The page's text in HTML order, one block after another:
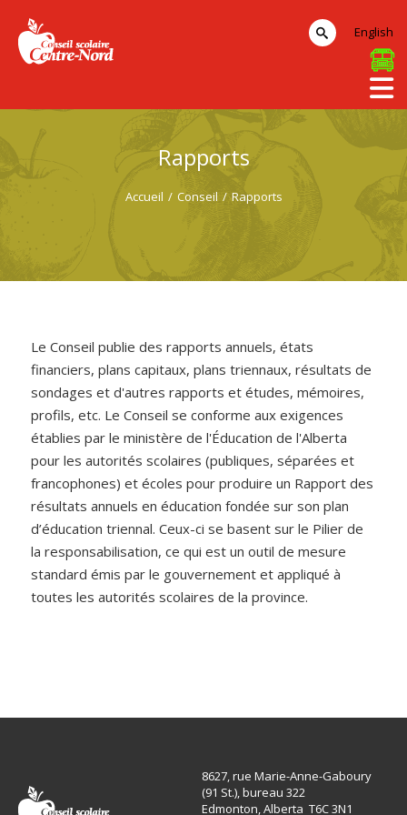
Rapports
Accueil / Conseil / Rapports
Le Conseil publie des rapports annuels, états
financiers, plans capitaux, plans triennaux, résultats de
sondages et d'autres rapports et études, mémoires,
profils, etc. Le Conseil se conforme aux exigences
établies par le ministère de l'Éducation de l'Alberta
pour les autorités scolaires (publiques, séparées et
francophones) et écoles pour produire un Rapport des
résultats annuels en éducation fondée sur son plan
d’éducation triennal. Ceux-ci se basent sur le Pilier de
la responsabilisation, ce qui est un outil de mesure
standard émis par le gouvernement et appliqué à
toutes les autorités scolaires de la province.
English
8627, rue Marie-Anne-Gaboury
(91 St.), bureau 322
Edmonton, Alberta T6C 3N1